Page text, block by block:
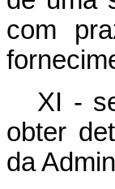
com
XI -
obter
da